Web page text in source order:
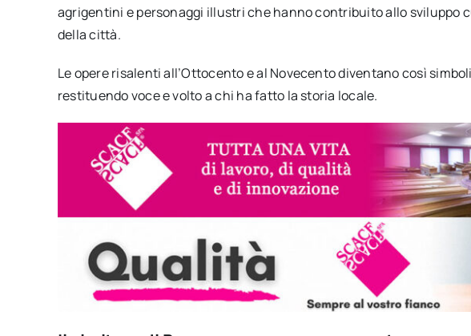
agrigentini e personaggi illustri che hanno contribuito allo sviluppo
della città.
Le opere risalenti all’Ottocento e al Novecento diventano così
restituendo voce e volto a chi ha fatto la storia locale.